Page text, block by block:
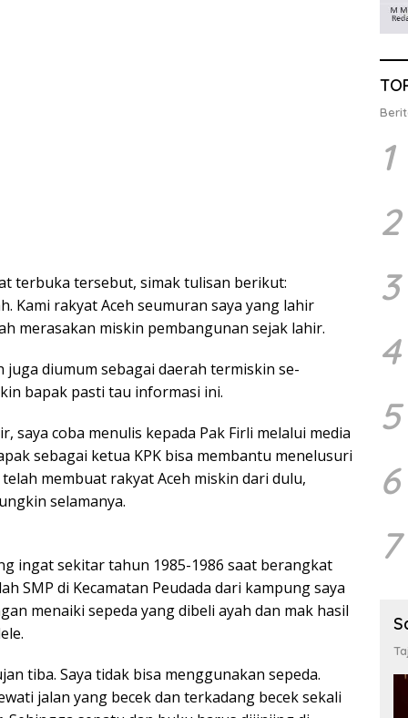
terbuka tersebut, simak tulisan berikut:
Kami rakyat Aceh seumuran saya yang lahir
merasakan miskin pembangunan sejak lahir.
juga diumum sebagai daerah termiskin se-
bapak pasti tau informasi ini.
saya coba menulis kepada Pak Firli melalui media
sebagai ketua KPK bisa membantu menelusuri
membuat rakyat Aceh miskin dari dulu,
selamanya.
ingat sekitar tahun 1985-1986 saat berangkat
SMP di Kecamatan Peudada dari kampung saya
menaiki sepeda yang dibeli ayah dan mak hasil
tiba. Saya tidak bisa menggunakan sepeda.
jalan yang becek dan terkadang becek sekali
1
2
3
4
5
6
7